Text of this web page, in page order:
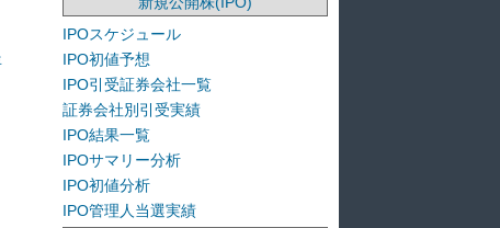
IPOスケジュール
IPO初値予想
IPO引受証券会社一覧
証券会社別引受実績
IPO結果一覧
IPOサマリー分析
IPO初値分析
IPO管理人当選実績